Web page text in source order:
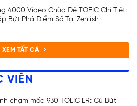
4000 Video Chữa Đề TOEIC Chi Tiết:
Bứt Phá Điểm Số Tại Zenlish
XEM TẤT CẢ
VIÊN
chạm mốc 930 TOEIC LR: Cú Bứt